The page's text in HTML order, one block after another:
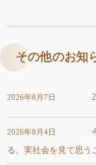
その他のお知
2026年8月7日
2026年8月4日
る。実社会を見て思う